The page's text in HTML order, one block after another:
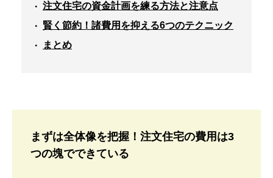
注文住宅の資金計画を練る方法と注意点
賢く節約！諸費用を抑える6つのテクニック
まとめ
まずは全体像を把握！注文住宅の費用は3
つの塊でできている